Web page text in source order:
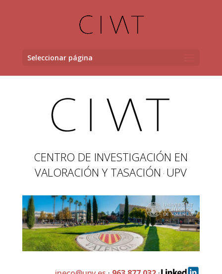
Seleccionar página
CENTRO DE INVESTIGACIÓN EN
VALORACIÓN Y TASACIÓN · UPV